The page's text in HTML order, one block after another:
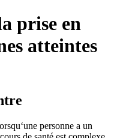
prise en
atteintes
personne a un